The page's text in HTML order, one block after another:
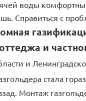
воды
Справиться с
и
и
стала
Монтаж